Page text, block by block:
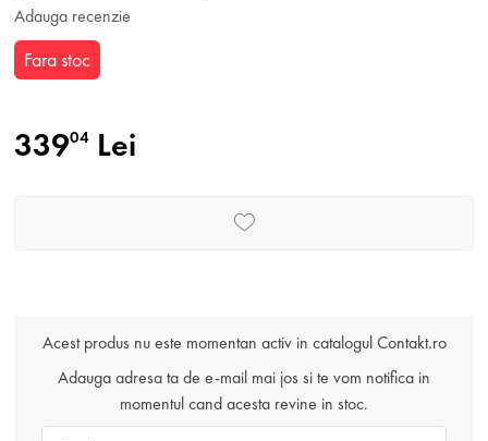
Adauga recenzie
Fara stoc
33904 Lei
Acest produs nu este momentan activ in catalogul Contakt.ro
Adauga adresa ta de e-mail mai jos si te vom notifica in
momentul cand acesta revine in stoc.